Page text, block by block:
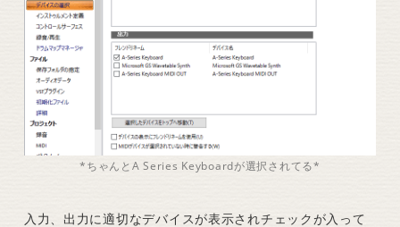
*ちゃんとA Series Keyboardが選択されてる*
入力、出力に適切なデバイスが表示されチェックが入って